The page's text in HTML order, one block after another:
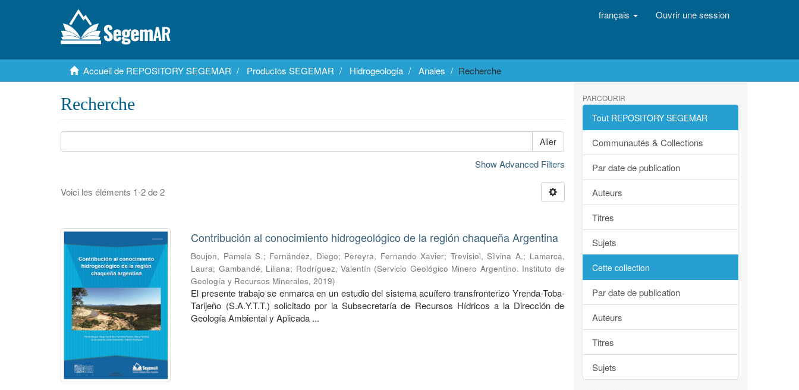
français Ouvrir une session
Accueil de REPOSITORY SEGEMAR Productos SEGEMAR Hidrogeología Anales Recherche
Recherche
Aller
Show Advanced Filters
Voici les éléments 1-2 de 2
Contribución al conocimiento hidrogeológico de la región chaqueña Argentina
Boujon, Pamela S.; Fernández, Diego; Pereyra, Fernando Xavier; Trevisiol, Silvina A.; Lamarca,
Laura; Gambandé, Liliana; Rodríguez, Valentín (Servicio Geológico Minero Argentino. Instituto de
Geología y Recursos Minerales,2019)
El presente trabajo se enmarca en un estudio del sistema acuífero transfronterizo Yrenda-Toba-
Tarijeño (S.A.Y.T.T.) solicitado por la Subsecretaría de Recursos Hídricos a la Dirección de
Geología Ambiental y Aplicada ...
PARCOURIR
Tout REPOSITORY SEGEMAR
Communautés & Collections
Par date de publication
Auteurs
Titres
Sujets
Cette collection
Par date de publication
Auteurs
Titres
Sujets